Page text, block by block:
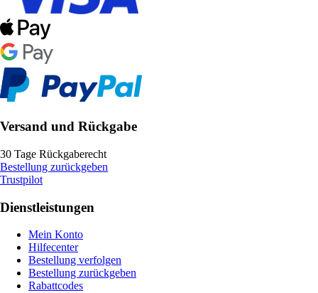
Versand und Rückgabe
30 Tage Rückgaberecht
Bestellung zurückgeben
Trustpilot
Dienstleistungen
Mein Konto
Hilfecenter
Bestellung verfolgen
Bestellung zurückgeben
Rabattcodes